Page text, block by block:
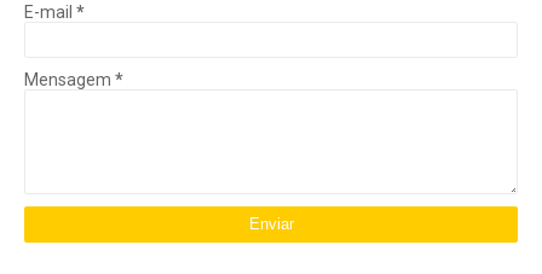
E-mail *
Mensagem *